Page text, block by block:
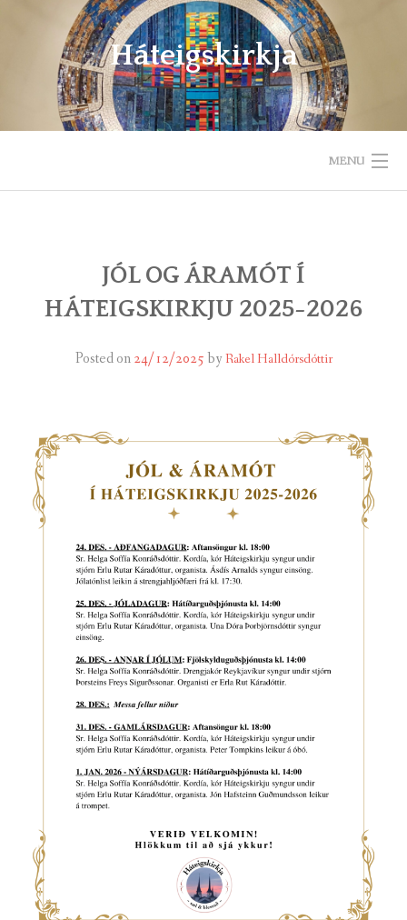
Háteigskirkja
MENU
UM HÁTEIGSKIRKJU
HELGIHALD
BÖRN OG UNGLINGAR
TÓNLIST
GALLERÍ GÖNG
JÓL OG ÁRAMÓT Í
HÁTEIGSKIRKJU 2025-2026
Posted on24/12/2025by Rakel Halldórsdóttir